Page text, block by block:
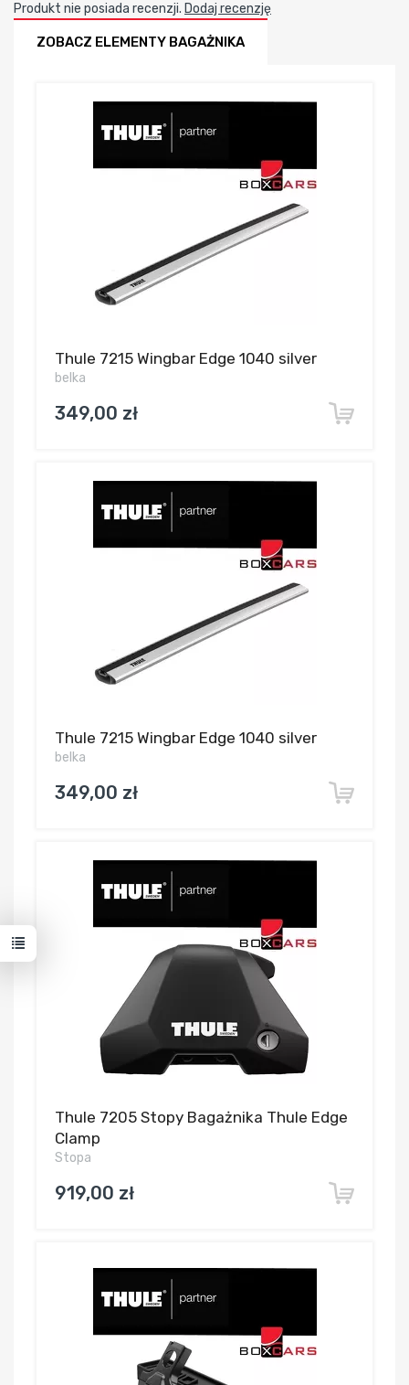
Produkt nie posiada recenzji. Dodaj recenzję
ZOBACZ ELEMENTY BAGAŻNIKA
Thule 7215 Wingbar Edge 1040 silver
belka
349,00 zł
Thule 7215 Wingbar Edge 1040 silver
belka
349,00 zł
Thule 7205 Stopy Bagażnika Thule Edge
Clamp
Stopa
919,00 zł